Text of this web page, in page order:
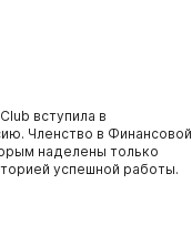
вступила в
Членство в Финансовой
наделены только
успешной работы.